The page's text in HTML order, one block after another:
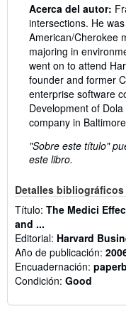
Acerca del autor:
intersections. He
American/Cherokee
majoring in
went on to attend
founder and former
enterprise software
Development of
company in
"Sobre este título"
este libro.
Detalles bibliográficos
Título: The Medici
and ...
Editorial: Harvard
Año de publicación:
Encuadernación:
Condición: Good